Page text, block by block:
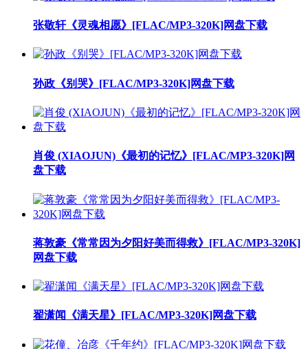
张敬轩《灵魂相愿》[FLAC/MP3-320K]网盘下载
孙政《别哭》[FLAC/MP3-320K]网盘下载
肖俊 (XIAOJUN)《最初的记忆》[FLAC/MP3-320K]网
盘下载
蒋敦豪《常常因为夕阳好美而得救》[FLAC/MP3-320K]
网盘下载
翟潇闻《满天星》[FLAC/MP3-320K]网盘下载